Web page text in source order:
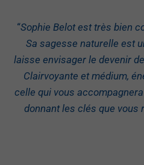
“Sophie Belot est très bien
Sa sagesse naturelle est
laisse envisager le devenir
Clairvoyante et médium,
celle qui vous
donnant les clés que vous